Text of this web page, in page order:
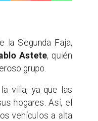
la Segunda Faja,
Astete, quién
grupo.
villa, ya que las
hogares. Así, el
vehículos a alta